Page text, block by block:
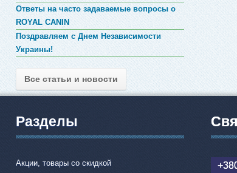
Ответы на часто задаваемые вопросы о
ROYAL CANIN
Поздравляем с Днем Независимости
Украины!
Все статьи и новости
Разделы
Акции, товары со скидкой